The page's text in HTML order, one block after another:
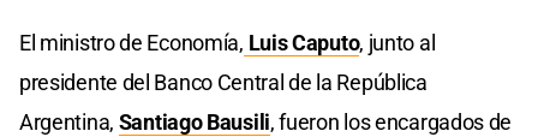
El ministro de Economía, Luis Caputo, junto al
presidente del Banco Central de la República
Argentina, Santiago Bausili, fueron los encargados de